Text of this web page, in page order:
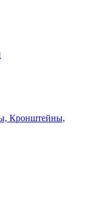
Кронштейны,